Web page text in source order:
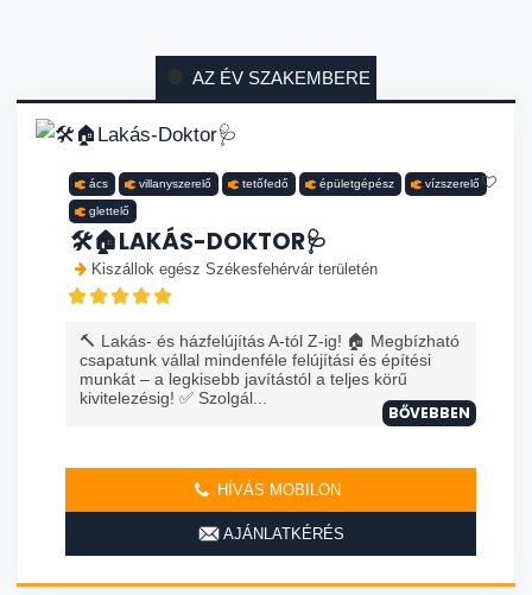
AZ ÉV SZAKEMBERE
ács villanyszerelő tetőfedő épületgépész vízszerelő
glettelő
🛠️🏠LAKÁS-DOKTOR🩺
Kiszállok egész Székesfehérvár területén
🔨 Lakás- és házfelújítás A-tól Z-ig! 🏠 Megbízható
csapatunk vállal mindenféle felújítási és építési
munkát – a legkisebb javítástól a teljes körű
kivitelezésig! ✅ Szolgál...
BŐVEBBEN
HÍVÁS MOBILON
AJÁNLATKÉRÉS